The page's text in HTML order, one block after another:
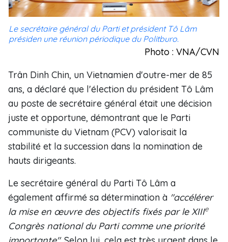
Le secrétaire général du Parti et président Tô Lâm
présiden une réunion périodique du Politburo.
Photo : VNA/CVN
Trân Dinh Chin, un Vietnamien d'outre-mer de 85
ans, a déclaré que l'élection du président Tô Lâm
au poste de secrétaire général était une décision
juste et opportune, démontrant que le Parti
communiste du Vietnam (PCV) valorisait la
stabilité et la succession dans la nomination de
hauts dirigeants.
Le secrétaire général du Parti Tô Lâm a
également affirmé sa détermination à "accélérer
la mise en œuvre des objectifs fixés par le XIIIe
Congrès national du Parti comme une priorité